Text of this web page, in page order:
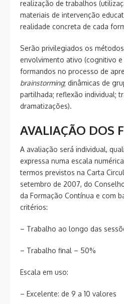
realização de trabalhos
materiais de intervenção
realidade concreta de cada
Serão privilegiados os
envolvimento ativo (cognitivo
formandos no processo de
brainstorming; dinâmicas de
partilhada; reflexão individual;
dramatizações).
AVALIAÇÃO DOS
A avaliação será individual,
expressa numa escala
termos previstos na Carta
setembro de 2007, do
da Formação Contínua e com
critérios:
– Trabalho ao longo das
– Trabalho final – 50%
Escala em uso:
– Excelente: de 9 a 10 valores